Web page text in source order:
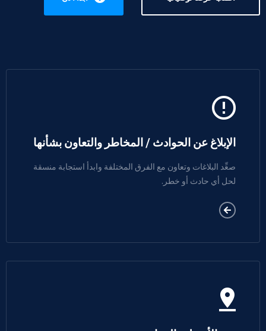
الإبلاغ عن الحوادث / المخاطر والتعاون بشأنها
صعِّد البلاغات وتعاون مع الفرق المختلفة وابدأ استجابة منسقة
لحل أي حادث أو خطر.